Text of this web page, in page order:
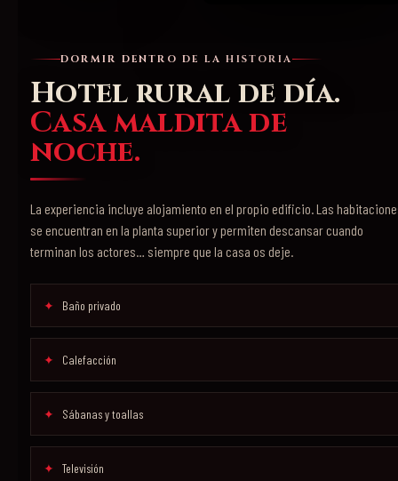
DORMIR DENTRO DE LA HISTORIA
Hotel rural de día.
Casa maldita de
noche.
La experiencia incluye alojamiento en el propio edificio. Las
se encuentran en la planta superior y permiten descansar cuando
terminan los actores… siempre que la casa os deje.
Baño privado
Calefacción
Sábanas y toallas
Televisión